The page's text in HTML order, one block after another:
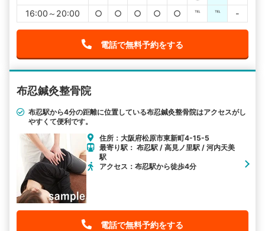
16:00～20:00
○ ○ ○ ○ ○ ℡ ℡ -
電話で無料予約をする
布忍鍼灸整骨院
布忍駅から4分の距離に位置している布忍鍼灸整骨院はアクセスがし
やすくて便利です。
住所：大阪府松原市東新町4-15-5
最寄り駅： 布忍駅 / 高見ノ里駅 / 河内天美
駅
アクセス：布忍駅から徒歩4分
電話で無料予約をする